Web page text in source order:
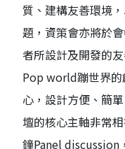
質、建構友善環境
題，資策會亦將於
者所設計及開發的
Pop world蹦世界的
心，設計方便、簡
壇的核心主軸非常
鐘Panel